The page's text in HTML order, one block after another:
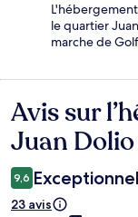
le quartier
marche de
Avis
Avis sur
Juan Dolio
9,6 Exceptionnel
23 avis